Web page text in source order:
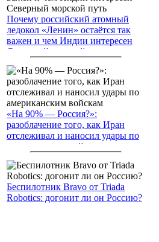
Почему российский атомный
ледокол «Ленин» остаётся так
важен и чем Индии интересен
Северный морской путь
«На 90% — Россия?»:
разоблачение того, как Иран
отслеживал и наносил удары по
американским войскам
Беспилотник Bravo от Triada
Robotics: догонит ли он Россию?